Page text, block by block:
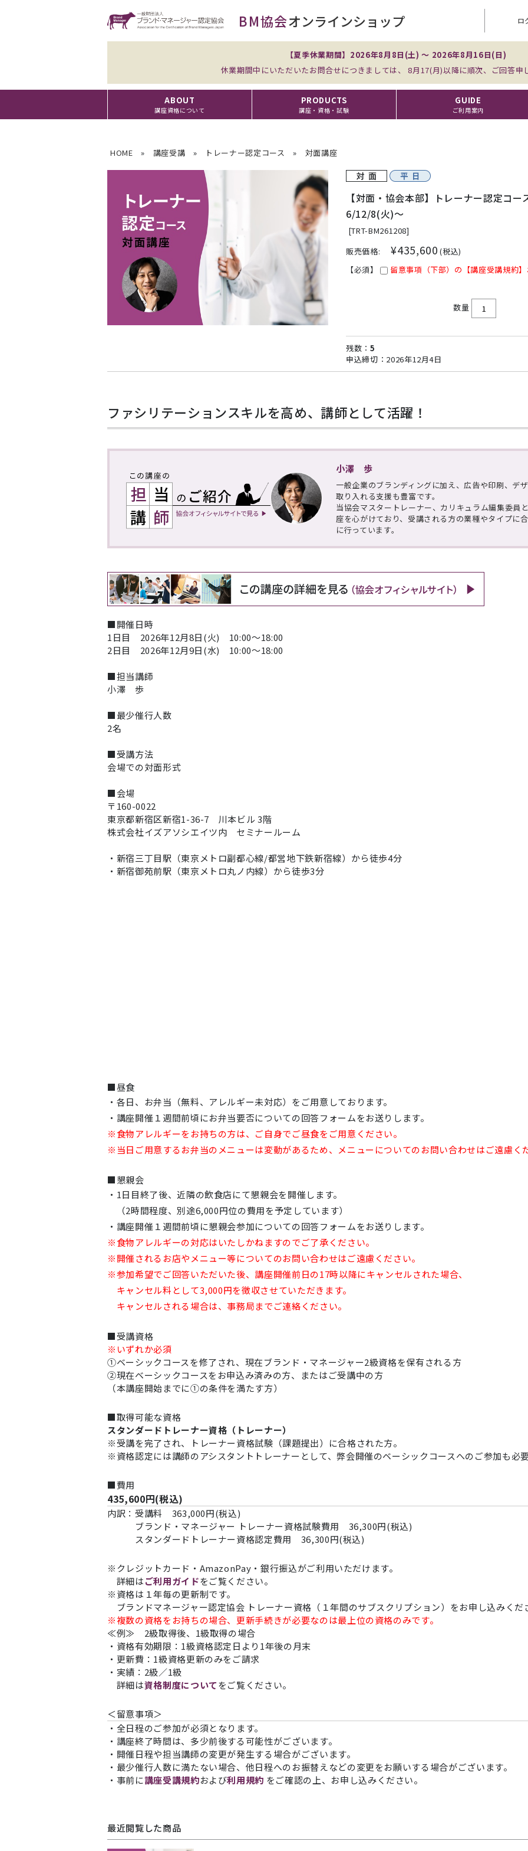
BM協会オンラインショップ ロ
【夏季休業期間】2026年8月8日(土) ～ 2026年8月16日(日)
休業期間中にいただいたお問合せにつきましては、 8月17(月)以降に順次、ご回答申
ABOUT
講座資格について
PRODUCTS
講座・資格・試験
GUIDE
ご利用案内
HOME » 講座受講 » トレーナー認定コース » 対面講座
【対面・協会本部】トレーナー認定コ
6/12/8(火)～
[TRT-BM261208]
販売価格:
¥435,600 (税込)
【必須】
留意事項（下部）の【講座受講規約
数量
残数： 5
申込締切：2026年12月4日
ファシリテーションスキルを高め、講師として活躍！
小澤 歩
一般企業のブランディングに加え、広告や印刷、デ
取り入れる支援も豊富です。
当協会マスタートレーナー、カリキュラム編集委員
座を心がけており、受講される方の業種やタイプに
に行っています。
■開催日時
1日目 2026年12月8日(火) 10:00～18:00
2日目 2026年12月9日(水) 10:00～18:00
■担当講師
小澤 歩
■最少催行人数
2名
■受講方法
会場での対面形式
■会場
〒160-0022
東京都新宿区新宿1-36-7 川本ビル 3階
株式会社イズアソシエイツ内 セミナールーム
・新宿三丁目駅（東京メトロ副都心線/都営地下鉄新宿線）から徒歩4分
・新宿御苑前駅（東京メトロ丸ノ内線）から徒歩3分
■昼食
・各日、お弁当（無料、アレルギー未対応）をご用意しております。
・講座開催１週間前頃にお弁当要否についての回答フォームをお送りします。
※食物アレルギーをお持ちの方は、ご自身でご昼食をご用意ください。
※当日ご用意するお弁当のメニューは変動があるため、メニューについてのお問い合わせはご遠慮く
■懇親会
・1日目終了後、近隣の飲食店にて懇親会を開催します。
（2時間程度、別途6,000円位の費用を予定しています）
・講座開催１週間前頃に懇親会参加についての回答フォームをお送りします。
※食物アレルギーの対応はいたしかねますのでご了承ください。
※開催されるお店やメニュー等についてのお問い合わせはご遠慮ください。
※参加希望でご回答いただいた後、講座開催前日の17時以降にキャンセルされた場合、
キャンセル料として3,000円を徴収させていただきます。
キャンセルされる場合は、事務局までご連絡ください。
■受講資格
※いずれか必須
①ベーシックコースを修了され、現在ブランド・マネージャー2級資格を保有される方
②現在ベーシックコースをお申込み済みの方、またはご受講中の方
（本講座開始までに①の条件を満たす方）
■取得可能な資格
スタンダードトレーナー資格（トレーナー）
※受講を完了され、トレーナー資格試験（課題提出）に合格された方。
※資格認定には講師のアシスタントトレーナーとして、弊会開催のベーシックコースへのご参加も必
■費用
435,600円(税込)
内訳：受講料 363,000円(税込)
ブランド・マネージャー トレーナー資格試験費用 36,300円(税込)
スタンダードトレーナー資格認定費用 36,300円(税込)
※クレジットカード・AmazonPay・銀行振込がご利用いただけます。
詳細はご利用ガイドをご覧ください。
※資格は１年毎の更新制です。
ブランドマネージャー認定協会 トレーナー資格（１年間のサブスクリプション）をお申し込みくだ
※複数の資格をお持ちの場合、更新手続きが必要なのは最上位の資格のみです。
≪例≫ 2級取得後、1級取得の場合
・資格有効期限：1級資格認定日より1年後の月末
・更新費：1級資格更新のみをご請求
・実績：2級／1級
詳細は資格制度についてをご覧ください。
＜留意事項＞
・全日程のご参加が必須となります。
・講座終了時間は、多少前後する可能性がございます。
・開催日程や担当講師の変更が発生する場合がございます。
・最少催行人数に満たない場合、他日程へのお振替えなどの変更をお願いする場合がございます。
・事前に講座受講規約および利用規約 をご確認の上、お申し込みください。
最近閲覧した商品